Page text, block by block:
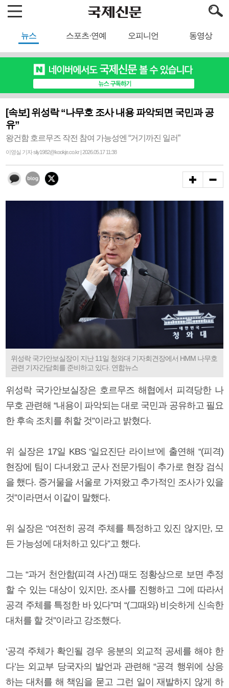
뉴스 스포츠·연예 오피니언 동영상
[속보] 위성락 “나무호 조사 내용 파악되면 국민과 공
유”
왕건함 호르무즈 작전 참여 가능성엔 “거기까진 일러”
이영실 기자 sily1982@kookje.co.kr | 2026.05.17 11:38
위성락 국가안보실장이 지난 11일 청와대 기자회견장에서 HMM 나무호
관련 기자간담회를 준비하고 있다. 연합뉴스
위성락 국가안보실장은 호르무즈 해협에서 피격당한 나
무호 관련해 “내용이 파악되는 대로 국민과 공유하고 필요
한 후속 조치를 취할 것”이라고 밝혔다.
위 실장은 17일 KBS ‘일요진단 라이브’에 출연해 “(피격)
현장에 팀이 다녀왔고 군사 전문가팀이 추가로 현장 검식
을 했다. 증거물을 서울로 가져왔고 추가적인 조사가 있을
것”이라면서 이같이 말했다.
위 실장은 “여전히 공격 주체를 특정하고 있진 않지만, 모
든 가능성에 대처하고 있다”고 했다.
그는 “과거 천안함(피격 사건) 때도 정황상으로 보면 추정
할 수 있는 대상이 있지만, 조사를 진행하고 그에 따라서
공격 주체를 특정한 바 있다”며 “(그때와) 비슷하게 신속한
대처를 할 것”이라고 강조했다.
‘공격 주체가 확인될 경우 응분의 외교적 공세를 해야 한
다’는 외교부 당국자의 발언과 관련해 “공격 행위에 상응
하는 대처를 해 책임을 묻고 그런 일이 재발하지 않게 하